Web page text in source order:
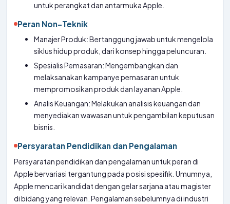
untuk perangkat dan antarmuka Apple.
Peran Non-Teknik
Manajer Produk: Bertanggung jawab untuk mengelola
siklus hidup produk, dari konsep hingga peluncuran.
Spesialis Pemasaran: Mengembangkan dan
melaksanakan kampanye pemasaran untuk
mempromosikan produk dan layanan Apple.
Analis Keuangan: Melakukan analisis keuangan dan
menyediakan wawasan untuk pengambilan keputusan
bisnis.
Persyaratan Pendidikan dan Pengalaman
Persyaratan pendidikan dan pengalaman untuk peran di
Apple bervariasi tergantung pada posisi spesifik. Umumnya,
Apple mencari kandidat dengan gelar sarjana atau magister
di bidang yang relevan. Pengalaman sebelumnya di industri